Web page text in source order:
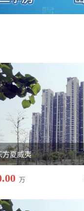
方夏威夷
万